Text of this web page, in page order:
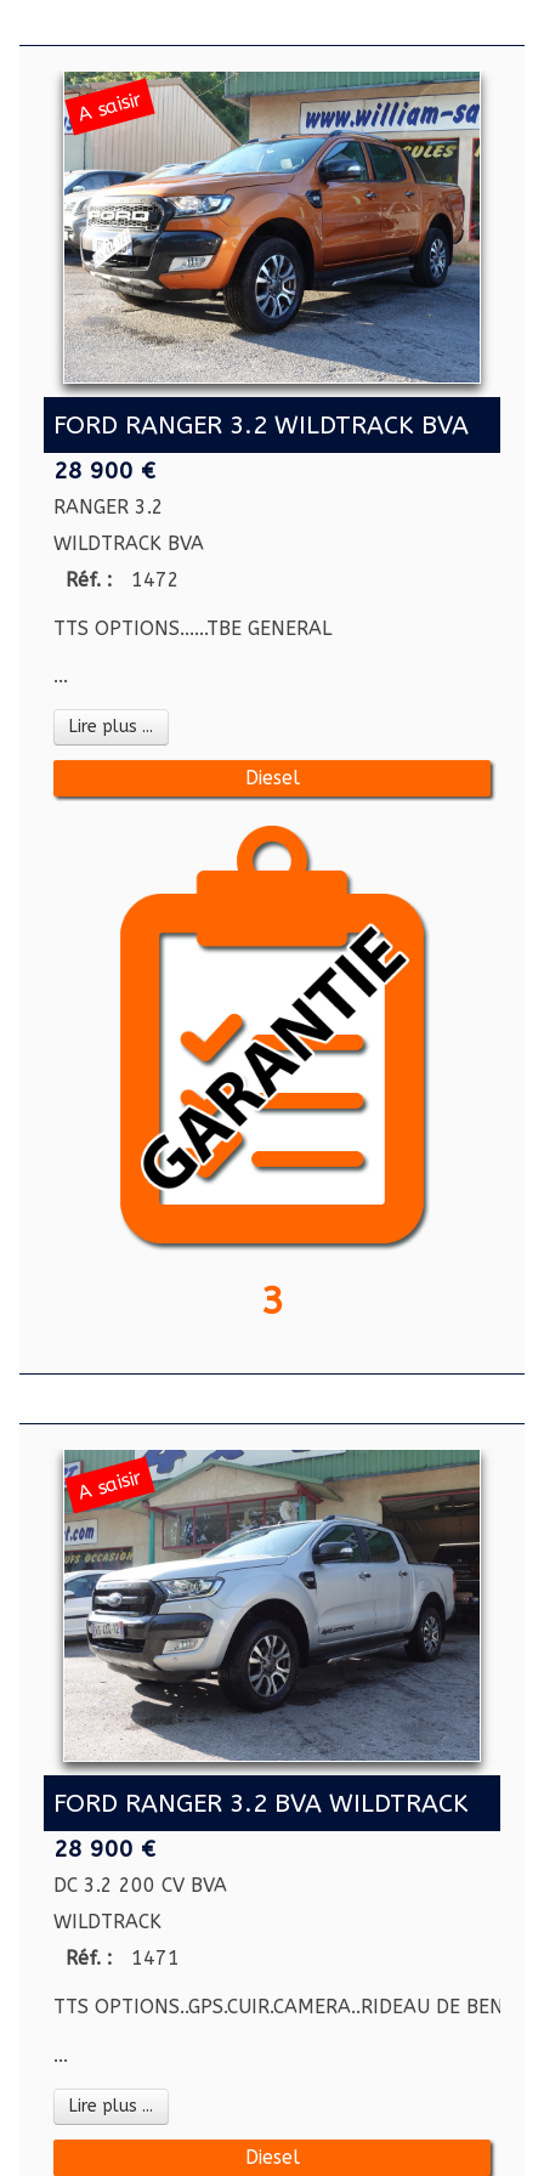
A saisir
FORD RANGER 3.2 WILDTRACK BVA
28 900 €
RANGER 3.2
WILDTRACK BVA
Réf. :
1472
TTS OPTIONS......TBE GENERAL
...
Lire plus ...
Diesel
3
A saisir
FORD RANGER 3.2 BVA WILDTRACK
28 900 €
DC 3.2 200 CV BVA
WILDTRACK
Réf. :
1471
TTS OPTIONS..GPS.CUIR.CAMERA..RIDEAU DE
...
Lire plus ...
Diesel